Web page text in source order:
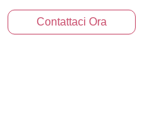
Contattaci Ora